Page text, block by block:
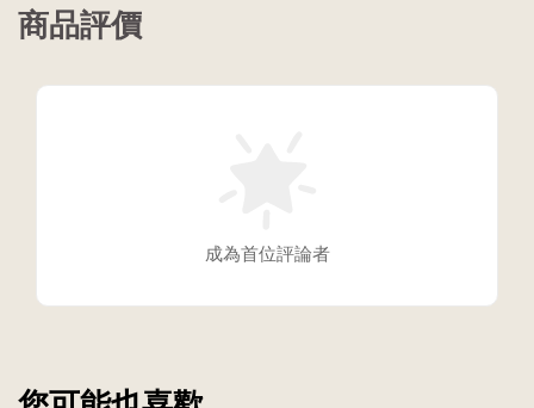
商品評價
成為首位評論者